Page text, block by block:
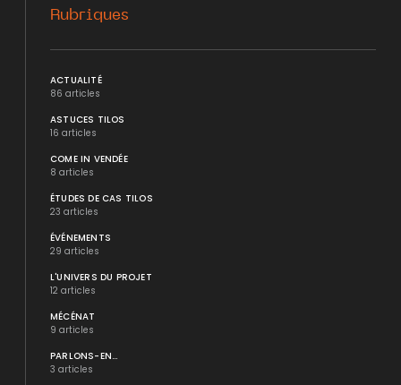
Rubriques
ACTUALITÉ
86 articles
ASTUCES TILOS
16 articles
COME IN VENDÉE
8 articles
ÉTUDES DE CAS TILOS
23 articles
ÉVÉNEMENTS
29 articles
L'UNIVERS DU PROJET
12 articles
MÉCÉNAT
9 articles
PARLONS-EN...
3 articles